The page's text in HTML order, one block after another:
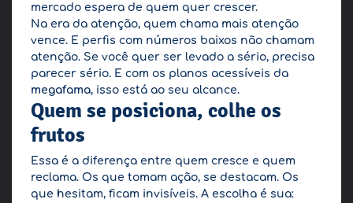
mercado espera de quem quer crescer.
Na era da atenção, quem chama mais atenção
vence. E perfis com números baixos não chamam
atenção. Se você quer ser levado a sério, precisa
parecer sério. E com os planos acessíveis da
megafama, isso está ao seu alcance.
Quem se posiciona, colhe os
frutos
Essa é a diferença entre quem cresce e quem
reclama. Os que tomam ação, se destacam. Os
que hesitam, ficam invisíveis. A escolha é sua: